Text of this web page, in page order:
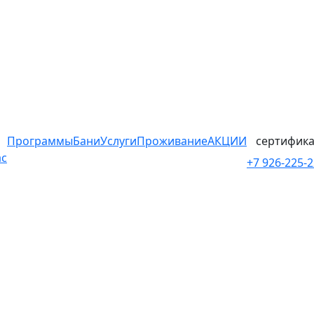
ПрограммыБаниУслугиПроживаниеАКЦИИ
+7 926-225-